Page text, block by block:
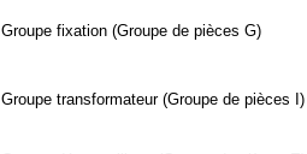
Groupe fixation (Groupe de pièces G)
Groupe transformateur (Groupe de pièces I)